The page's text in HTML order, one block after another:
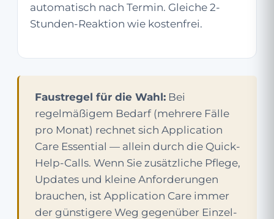
automatisch nach Termin. Gleiche 2-
Stunden-Reaktion wie kostenfrei.
Faustregel für die Wahl: Bei
regelmäßigem Bedarf (mehrere Fälle
pro Monat) rechnet sich Application
Care Essential — allein durch die Quick-
Help-Calls. Wenn Sie zusätzliche Pflege,
Updates und kleine Anforderungen
brauchen, ist Application Care immer
der günstigere Weg gegenüber Einzel-